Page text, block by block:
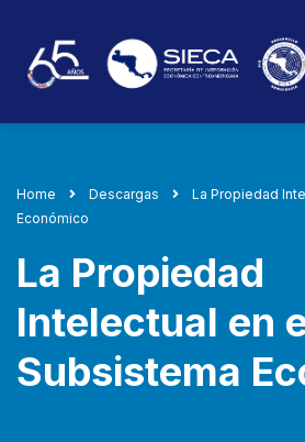
Home Descargas
La Propiedad
Económico
La Propiedad
Intelectual en
Subsistema